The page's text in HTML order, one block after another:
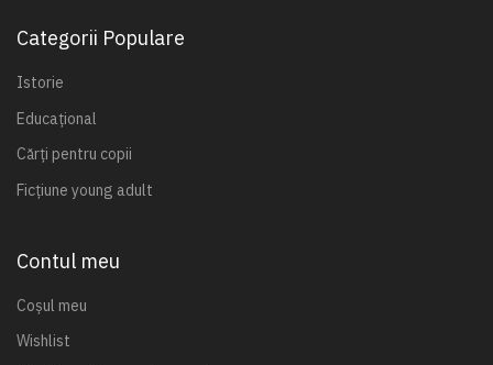
Categorii Populare
Istorie
Educațional
Cărți pentru copii
Ficțiune young adult
Contul meu
Coșul meu
Wishlist